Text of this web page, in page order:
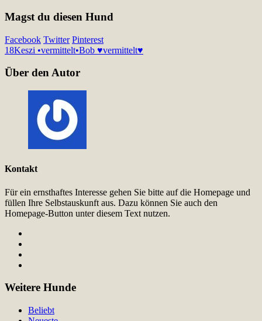
Magst du diesen Hund
Facebook Twitter Pinterest
18Keszi •vermittelt•Bob ♥vermittelt♥
Über den Autor
Kontakt
Für ein ernsthaftes Interesse gehen Sie bitte auf die Homepage und
füllen Ihre Selbstauskunft aus. Dazu können Sie auch den
Homepage-Button unter diesem Text nutzen.
Weitere Hunde
Beliebt